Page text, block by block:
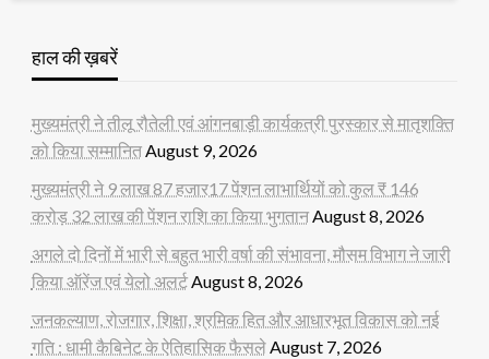
हाल की ख़बरें
मुख्यमंत्री ने तीलू रौतेली एवं आंगनबाड़ी कार्यकत्री पुरस्कार से मातृशक्ति
को किया सम्मानितAugust 9, 2026
मुख्यमंत्री ने 9 लाख 87 हजार17 पेंशन लाभार्थियों को कुल ₹ 146
करोड़ 32 लाख की पेंशन राशि का किया भुगतानAugust 8, 2026
अगले दो दिनों में भारी से बहुत भारी वर्षा की संभावना, मौसम विभाग ने जारी
किया ऑरेंज एवं येलो अलर्टAugust 8, 2026
जनकल्याण, रोजगार, शिक्षा, श्रमिक हित और आधारभूत विकास को नई
गति : धामी कैबिनेट के ऐतिहासिक फैसलेAugust 7, 2026